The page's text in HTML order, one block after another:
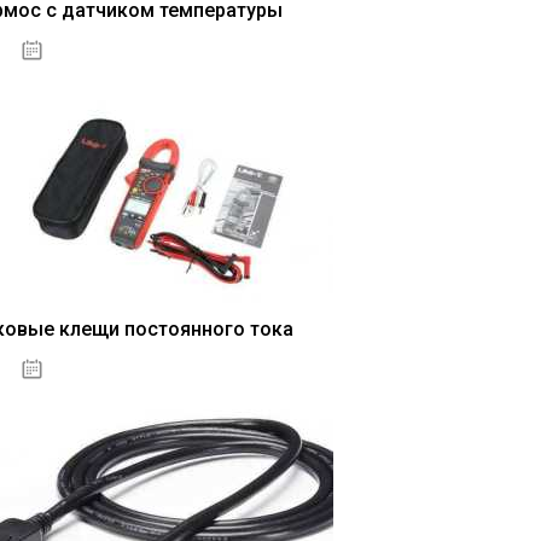
с датчиком температуры
клещи постоянного тока